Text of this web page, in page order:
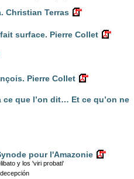
Christian Terras
surface. Pierre Collet
Pierre Collet
que l’on dit… Et ce qu’on ne
pour l'Amazonie
y los 'viri probati'